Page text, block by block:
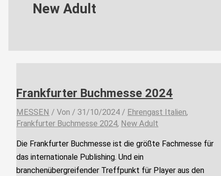
New Adult
Frankfurter Buchmesse 2024
MESSEN / Von / 31/10/2024 / Ehrengast Italien,
Frankfurter Buchmesse 2024, New Adult
Die Frankfurter Buchmesse ist die größte Fachmesse für
das internationale Publishing. Und ein
branchenübergreifender Treffpunkt für Player aus den